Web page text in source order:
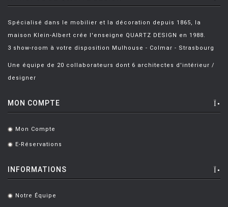
Spécialisé dans le mobilier et la décoration depuis 1865, la
maison Klein-Albert crée l'enseigne QUARTZ DESIGN en 1988.
3 show-room à votre disposition Mulhouse - Colmar - Strasbourg
Une équipe de 20 collaborateurs dont 6 architectes d'intérieur /
designer
MON COMPTE
. Mon Compte
. E-Réservations
INFORMATIONS
. Notre Équipe